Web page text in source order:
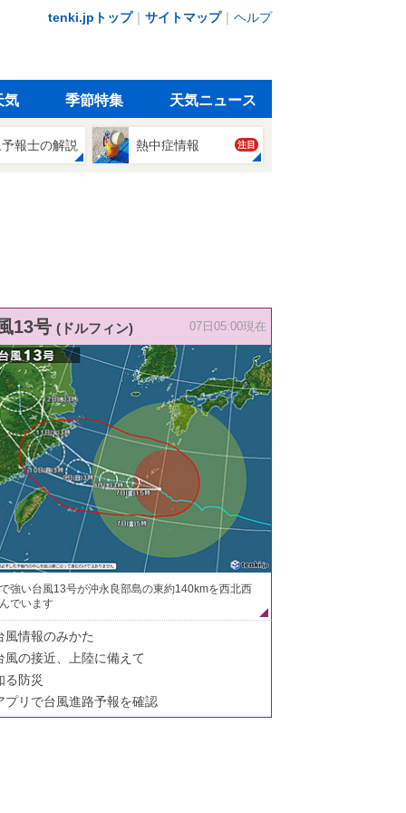
tenki.jpトップ｜ サイトマップ｜ ヘルプ
気 季節特集 天気ニュース
報士の解説 熱中症情報 注目
13号 (ドルフィン) 07日05:00現在
強い台風13号が沖永良部島の東約140kmを西北西
でいます
風情報のみかた
風の接近、上陸に備えて
る防災
プリで台風進路予報を確認